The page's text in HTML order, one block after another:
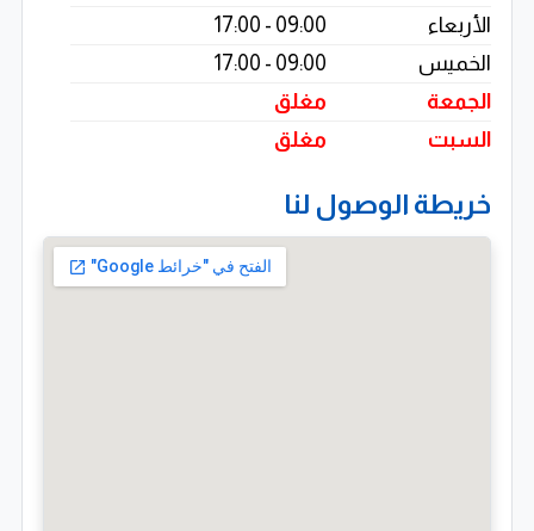
توريد الورق والمناقصات
تلبية طلبات التوريد والمناقصات بأقل الأسعار وأعلى جودة
الأربعاء
09:00 - 17:00
الخميس
09:00 - 17:00
الجمعة
مغلق
السبت
مغلق
خريطة الوصول لنا